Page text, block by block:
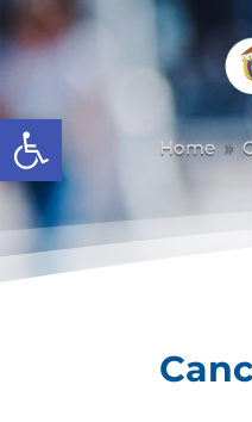
Abrir barra de
Home 9